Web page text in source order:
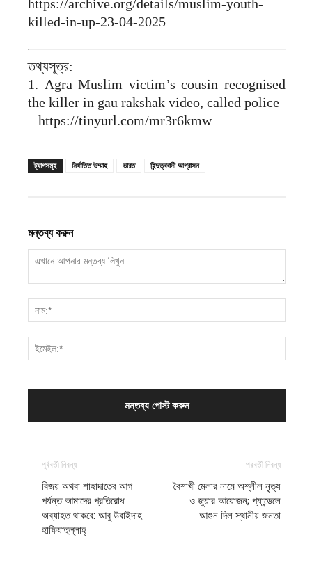
https://archive.org/details/muslim-youth-
killed-in-up-23-04-2025
তথ্যসূত্র:
1. Agra Muslim victim’s cousin recognised
the killer in gau rakshak video, called police
– https://tinyurl.com/mr3r6kmw
ট্যাগসমূহ নির্যাতিত উম্মাহ ভারত হিন্দুত্ববাদী আগ্রাসন
মন্তব্য করুন
পূর্ববর্তী নিবন্ধ
বিজয় অথবা শাহাদাতের আগ
পর্যন্ত আমাদের প্রতিরোধ
অব্যাহত থাকবে: আবু উবাইদাহ
হাফিযাহুল্লাহ্
পরবর্তী নিবন্ধ
বৈশাখী মেলার নামে অশ্লীল নৃত্য
ও জুয়ার আয়োজন; প্যান্ডেলে
আগুন দিল স্থানীয় জনতা